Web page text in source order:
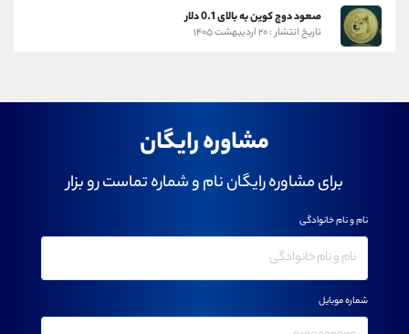
صعود دوج کوین به بالای 0.1 دلار
تاریخ انتشار : ۲۰ اردیبهشت ۱۴۰۵
مشاوره رایگان
برای مشاوره رایگان نام و شماره تماست رو بزار
نام و نام خانوادگی
شماره موبایل